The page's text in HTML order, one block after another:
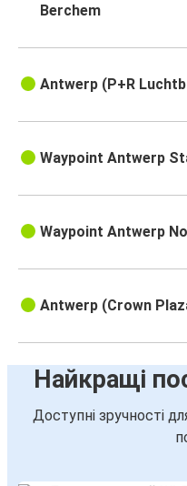
Berchem
Antwerp (P+R
Waypoint Antwerp
Waypoint Antwerp
Antwerp (Crown
Найкращі
Доступні зручності